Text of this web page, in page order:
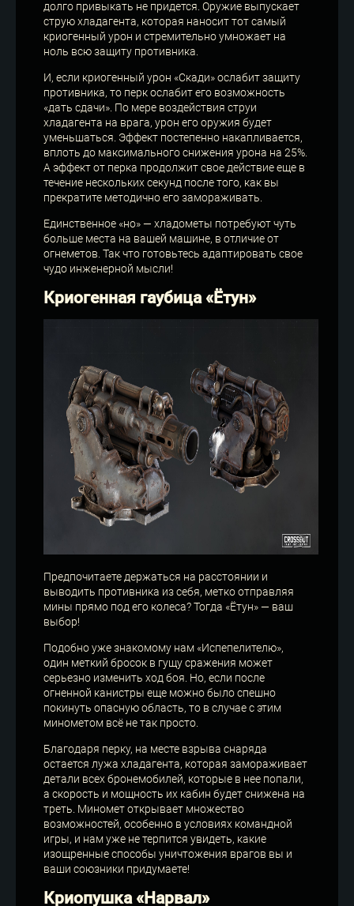
долго привыкать не придется. Оружие выпускает
струю хладагента, которая наносит тот самый
криогенный урон и стремительно умножает на
ноль всю защиту противника.
И, если криогенный урон «Скади» ослабит защиту
противника, то перк ослабит его возможность
«дать сдачи». По мере воздействия струи
хладагента на врага, урон его оружия будет
уменьшаться. Эффект постепенно накапливается,
вплоть до максимального снижения урона на 25%.
А эффект от перка продолжит свое действие еще в
течение нескольких секунд после того, как вы
прекратите методично его замораживать.
Единственное «но» — хладометы потребуют чуть
больше места на вашей машине, в отличие от
огнеметов. Так что готовьтесь адаптировать свое
чудо инженерной мысли!
Криогенная гаубица «Ётун»
Предпочитаете держаться на расстоянии и
выводить противника из себя, метко отправляя
мины прямо под его колеса? Тогда «Ётун» — ваш
выбор!
Подобно уже знакомому нам «Испепелителю»,
один меткий бросок в гущу сражения может
серьезно изменить ход боя. Но, если после
огненной канистры еще можно было спешно
покинуть опасную область, то в случае с этим
минометом всё не так просто.
Благодаря перку, на месте взрыва снаряда
остается лужа хладагента, которая замораживает
детали всех бронемобилей, которые в нее попали,
а скорость и мощность их кабин будет снижена на
треть. Миномет открывает множество
возможностей, особенно в условиях командной
игры, и нам уже не терпится увидеть, какие
изощренные способы уничтожения врагов вы и
ваши союзники придумаете!
Криопушка «Нарвал»